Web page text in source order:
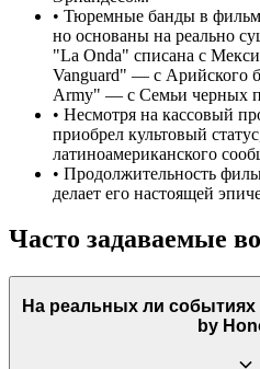
• Тюремные банды в
но основаны на реально
"La Onda" списана с
Vanguard" — с Арийского
Army" — с Семьи черных
• Несмотря на кассовый
приобрел культовый
латиноамериканского
• Продолжительность
делает его настоящей
Часто задаваемые
На реальных ли
by